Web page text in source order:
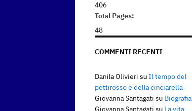
406
Total Pages:
48
COMMENTI RECENTI
Danila Olivieri su Il tempo del
pettirosso e della cinciarella
Giovanna Santagati su Biografia
Giovanna Santagati su La vita